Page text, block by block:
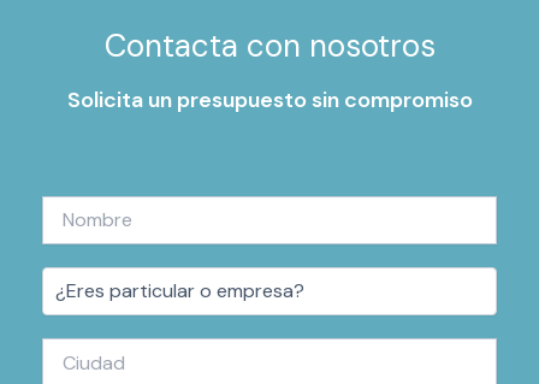
Contacta con nosotros
Solicita un presupuesto sin compromiso